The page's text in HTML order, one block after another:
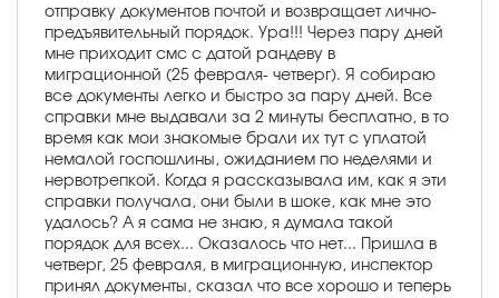
отправку документов почтой и возвращает лично-
предъявительный порядок. Ура!!! Через пару дней
мне приходит смс с датой рандеву в
миграционной (25 февраля- четверг). Я собираю
все документы легко и быстро за пару дней. Все
справки мне выдавали за 2 минуты бесплатно, в то
время как мои знакомые брали их тут с уплатой
немалой госпошлины, ожиданием по неделями и
нервотрепкой. Когда я рассказывала им, как я эти
справки получала, они были в шоке, как мне это
удалось? А я сама не знаю, я думала такой
порядок для всех... Оказалось что нет... Пришла в
четверг, 25 февраля, в миграционную, инспектор
принял документы, сказал что все хорошо и теперь